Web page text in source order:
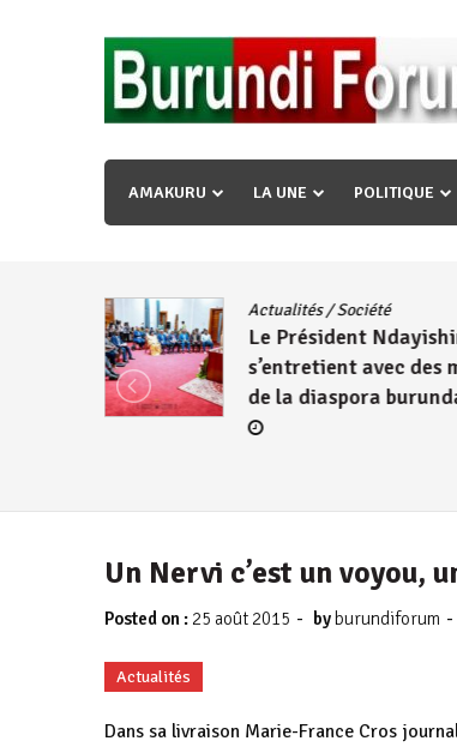
« Ingorane si ugupfa , ingorane ni
uzopfire neza umuryango n’igihugu
AMAKURU LA UNE POLITIQUE
Actualités/Société
Le Président
s’entretient avec des
de la diaspora
Un Nervi c’est un voyou,
Posted on : 25 août 2015 - by burundiforum -
Actualités
Dans sa livraison Marie-France Cros